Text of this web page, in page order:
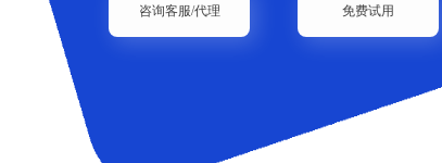
咨询客服/代理 免费试用